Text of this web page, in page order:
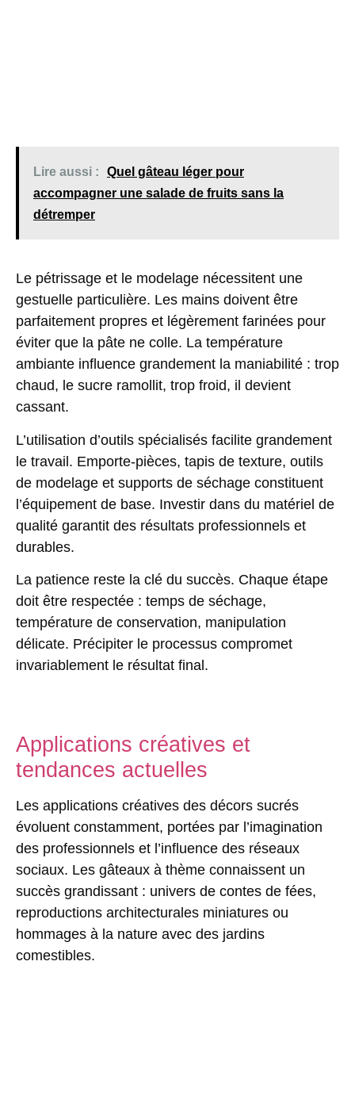
Lire aussi :
Quel gâteau léger pour
accompagner une salade de fruits sans la
détremper
Le pétrissage et le modelage nécessitent une
gestuelle particulière. Les mains doivent être
parfaitement propres et légèrement farinées pour
éviter que la pâte ne colle. La température
ambiante influence grandement la maniabilité : trop
chaud, le sucre ramollit, trop froid, il devient
cassant.
L’utilisation d’outils spécialisés facilite grandement
le travail. Emporte-pièces, tapis de texture, outils
de modelage et supports de séchage constituent
l’équipement de base. Investir dans du matériel de
qualité garantit des résultats professionnels et
durables.
La patience reste la clé du succès. Chaque étape
doit être respectée : temps de séchage,
température de conservation, manipulation
délicate. Précipiter le processus compromet
invariablement le résultat final.
Applications créatives et
tendances actuelles
Les applications créatives des décors sucrés
évoluent constamment, portées par l’imagination
des professionnels et l’influence des réseaux
sociaux. Les gâteaux à thème connaissent un
succès grandissant : univers de contes de fées,
reproductions architecturales miniatures ou
hommages à la nature avec des jardins
comestibles.